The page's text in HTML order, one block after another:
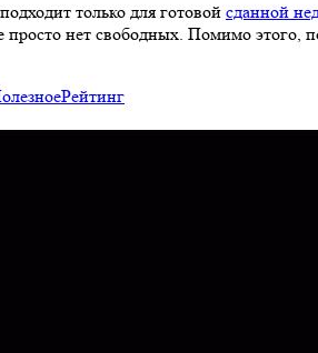
только для готовой сданной
просто нет свободных. Помимо этого,
Рейтинг